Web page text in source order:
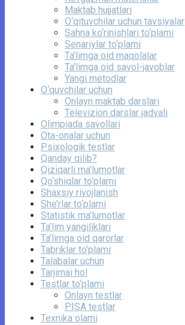
Maktab hujjatlari
O‘qituvchilar uchun tavsiyalar
Sahna ko‘rinishlari to‘plami
Senariylar to‘plami
Ta’limga oid maqolalar
Ta’limga oid savol-javoblar
Yangi metodlar
O‘quvchilar uchun
Onlayn maktab darslari
Televizion darslar jadvali
Olimpiada savollari
Ota-onalar uchun
Psixologik testlar
Qanday qilib?
Qiziqarli ma’lumotlar
Qo‘shiqlar to‘plami
Shaxsiy rivojlanish
She’rlar to‘plami
Statistik ma’lumotlar
Ta’lim yangiliklari
Ta’limga oid qarorlar
Tabriklar to'plami
Talabalar uchun
Tarjimai hol
Testlar to‘plami
Onlayn testlar
PISA testlar
Texnika olami